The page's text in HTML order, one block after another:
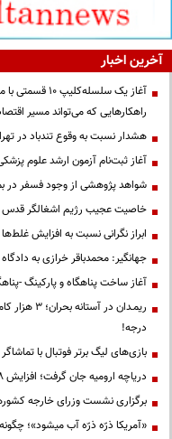
آخرین اخبار
آغاز یک
راهکارهایی که می‌تواند مسیر
هشدار نسبت به وقوع تندباد در
آغاز ثبت‌نام آزمون ارشد علوم
شواهد پژوهشی از وجود فسفر در
خاصیت عجیب رژیم اشغالگر قدس
ابراز نگرانی نسبت به افزایش
جهانگیر: محمدباقر خرازی به
آغاز ساخت پناهگاه و پارکینگ -
درجه!
بازی‌های لیگ برتر فوتبال با
دریاچه ارومیه جان گرفت؛ افزایش ۷۸ سانتی‌متری تراز
برگزاری نشست وزرای خارجه
«آمریکا ذرّه ذرّه آب میشود»؛